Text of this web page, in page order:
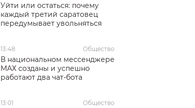
Уйти или остаться: почему
каждый третий саратовец
передумывает увольняться
13:48 Общество
В национальном мессенджере
МАХ созданы и успешно
работают два чат-бота
13:01 Общество